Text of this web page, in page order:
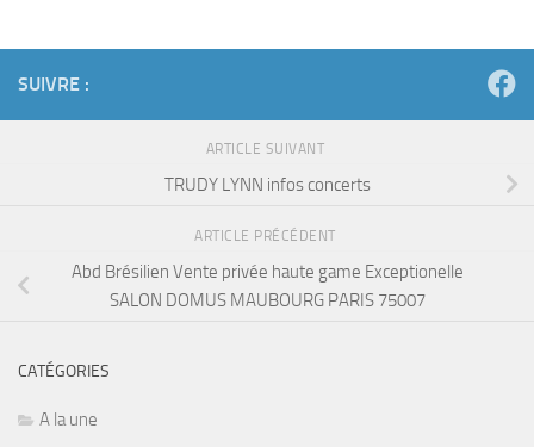
SUIVRE :
ARTICLE SUIVANT
TRUDY LYNN infos concerts
ARTICLE PRÉCÉDENT
Abd Brésilien Vente privée haute game Exceptionelle
SALON DOMUS MAUBOURG PARIS 75007
CATÉGORIES
A la une